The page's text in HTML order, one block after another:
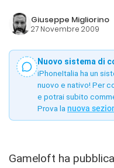
Giuseppe Migliorino
27 Novembre 2009
Nuovo sistema di
iPhoneItalia ha un
nuovo e nativo! Per
e potrai subito
Prova la nuova
Gameloft ha